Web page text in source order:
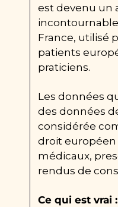
est devenu un
France, utilisé
patients
praticiens.
Les données
des données
considérée
droit européen
médicaux,
rendus de
Ce qui est vrai :